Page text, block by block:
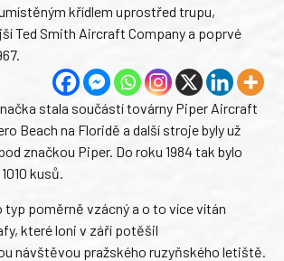
křídlem uprostřed trupu,
Ted Smith Aircraft Company a poprvé
stala součástí továrny Piper Aircraft
Beach na Floridě a další stroje byly už
značkou Piper. Do roku 1984 tak bylo
kusů.
poměrně vzácný a o to více vítán
které loni v září potěšil
návštěvou pražského ruzyňského letiště.